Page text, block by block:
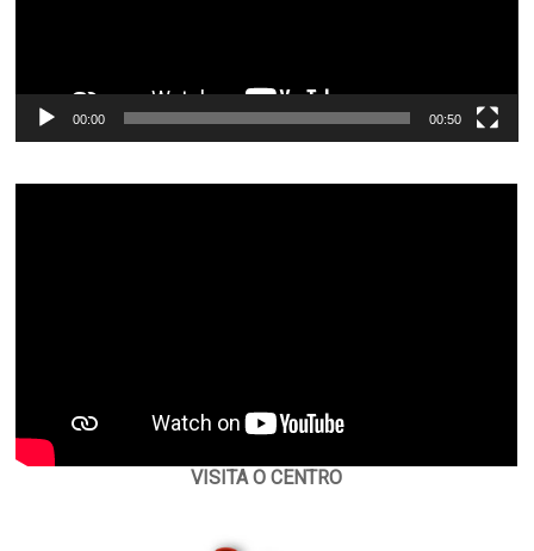
00:00 00:50
VISITA O CENTRO